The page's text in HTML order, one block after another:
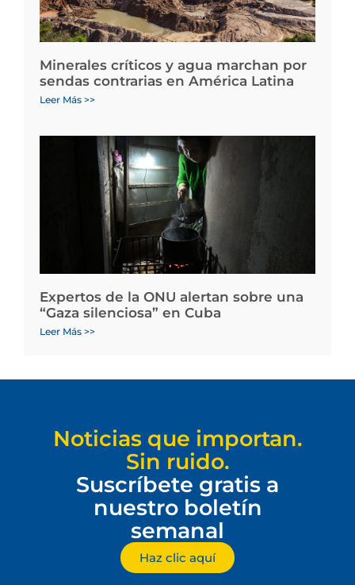
Minerales críticos y agua marchan por
sendas contrarias en América Latina
Leer Más >>
Expertos de la ONU alertan sobre una
“Gaza silenciosa” en Cuba
Leer Más >>
Noticias que importan.
Sin ruido.
Suscríbete gratis a
nuestro boletín
semanal
Haz clic aquí